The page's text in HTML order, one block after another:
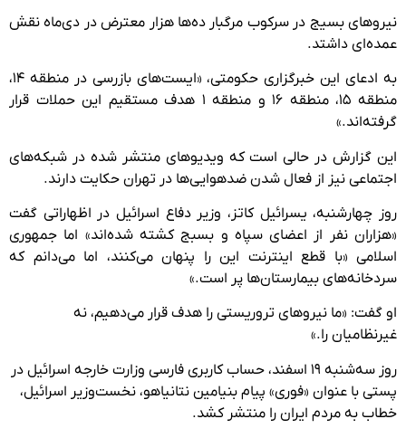
نیروهای بسیج در سرکوب مرگبار ده‌ها هزار معترض در دی‌ماه نقش
عمده‌ای داشتد.
به ادعای این خبرگزاری حکومتی، «ایست‌های بازرسی در منطقه ۱۴،
منطقه ۱۵، منطقه ۱۶ و منطقه ۱ هدف مستقیم این حملات قرار
گرفته‌اند.»
این گزارش در حالی است که ویدیوهای منتشر شده در شبکه‌های
اجتماعی نیز از فعال شدن ضدهوایی‌ها در تهران حکایت دارند.
روز چهارشنبه، یسرائیل کاتز، وزیر دفاع اسرائیل در اظهاراتی گفت
«هزاران نفر از اعضای سپاه و بسبج کشته شده‌اند» اما جمهوری
اسلامی «با قطع اینترنت این را پنهان می‌کنند، اما می‌دانم که
سردخانه‌های بیمارستان‌ها پر است.»
او گفت: «ما نیروهای تروریستی را هدف قرار می‌دهیم، نه
غیرنظامیان را.»
روز سه‌شنبه ۱۹ اسفند، حساب کاربری فارسی وزارت خارجه اسرائیل در
پستی با عنوان «فوری» پیام بنیامین نتانیاهو، نخست‌وزیر اسرائیل،
خطاب به مردم ایران را منتشر کشد.